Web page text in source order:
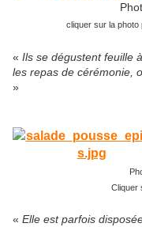
cliquer sur la
« Ils se dégustent feuille
les repas de cérémonie,
»
Cliquer
« Elle est parfois